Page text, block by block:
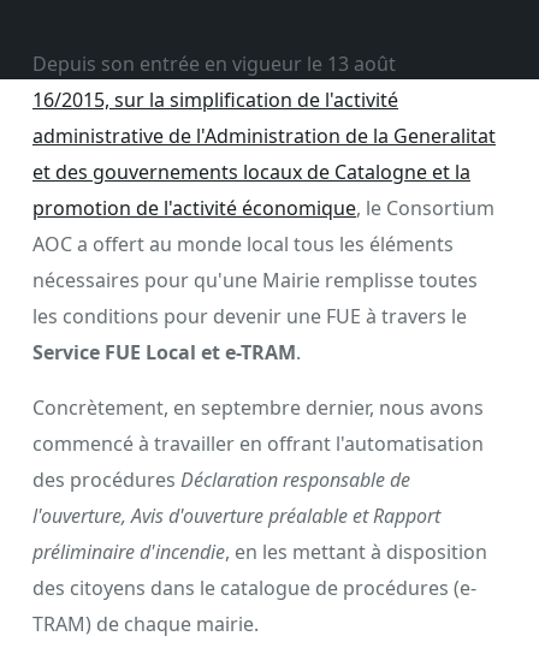
Depuis son entrée en vigueur le 13 août
16/2015, sur la simplification de l'activité
administrative de l'Administration de la Generalitat
et des gouvernements locaux de Catalogne et la
promotion de l'activité économique, le Consortium
AOC a offert au monde local tous les éléments
nécessaires pour qu'une Mairie remplisse toutes
les conditions pour devenir une FUE à travers le
Service FUE Local et e-TRAM.
Concrètement, en septembre dernier, nous avons
commencé à travailler en offrant l'automatisation
des procédures Déclaration responsable de
l'ouverture, Avis d'ouverture préalable et Rapport
préliminaire d'incendie, en les mettant à disposition
des citoyens dans le catalogue de procédures (e-
TRAM) de chaque mairie.